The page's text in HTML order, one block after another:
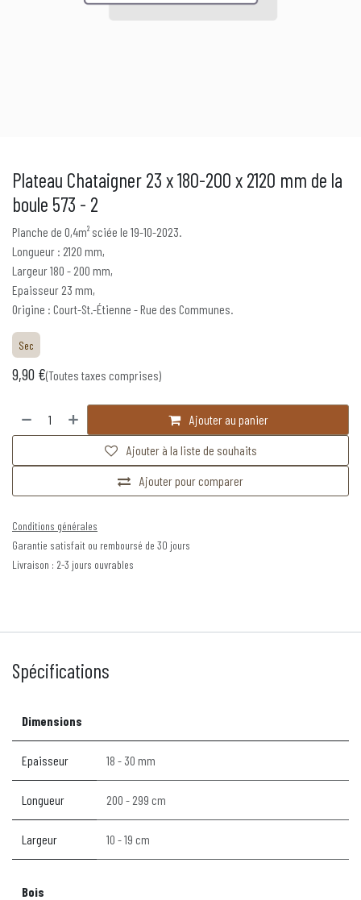
Plateau Chataigner 23 x 180-200 x 2120 mm de la
boule 573 - 2
Planche de 0,4m² sciée le 19-10-2023.
Longueur : 2120 mm,
Largeur 180 - 200 mm,
Epaisseur 23 mm,
Origine : Court-St.-Étienne - Rue des Communes.
Sec
9,90 €(Toutes taxes comprises)
Ajouter au panier
Ajouter pour comparer
Ajouter à la liste de souhaits
Conditions générales
Garantie satisfait ou remboursé de 30 jours
Livraison : 2-3 jours ouvrables
Spécifications
Dimensions
Epaisseur 18 - 30 mm
Longueur 200 - 299 cm
Largeur 10 - 19 cm
Bois